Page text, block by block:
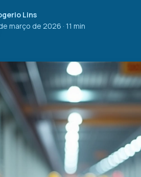
Lins
março de 2026 · 11 min